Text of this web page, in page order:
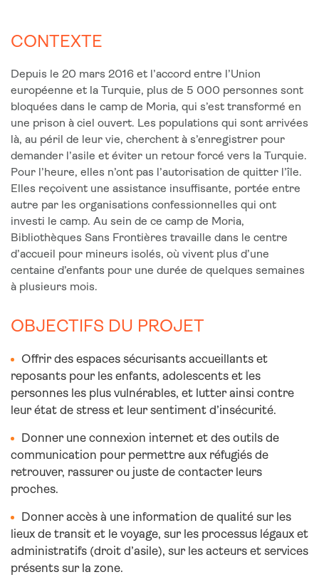
CONTEXTE
Depuis le 20 mars 2016 et l’accord entre l’Union
européenne et la Turquie, plus de 5 000 personnes sont
bloquées dans le camp de Moria, qui s’est transformé en
une prison à ciel ouvert. Les populations qui sont arrivées
là, au péril de leur vie, cherchent à s’enregistrer pour
demander l’asile et éviter un retour forcé vers la Turquie.
Pour l’heure, elles n’ont pas l’autorisation de quitter l’île.
Elles reçoivent une assistance insuffisante, portée entre
autre par les organisations confessionnelles qui ont
investi le camp. Au sein de ce camp de Moria,
Bibliothèques Sans Frontières travaille dans le centre
d’accueil pour mineurs isolés, où vivent plus d’une
centaine d’enfants pour une durée de quelques semaines
à plusieurs mois.
OBJECTIFS DU PROJET
Offrir des espaces sécurisants accueillants et
reposants pour les enfants, adolescents et les
personnes les plus vulnérables, et lutter ainsi contre
leur état de stress et leur sentiment d’insécurité.
Donner une connexion internet et des outils de
communication pour permettre aux réfugiés de
retrouver, rassurer ou juste de contacter leurs
proches.
Donner accès à une information de qualité sur les
lieux de transit et le voyage, sur les processus légaux et
administratifs (droit d’asile), sur les acteurs et services
présents sur la zone.